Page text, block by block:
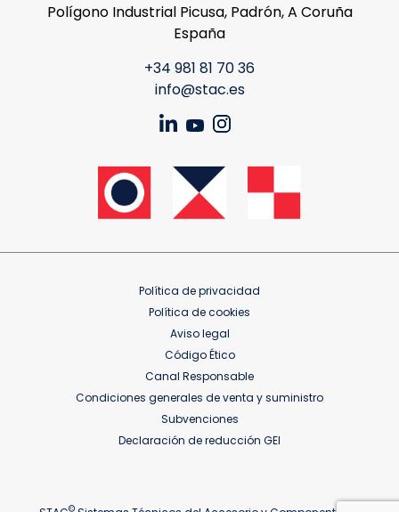
Polígono Industrial Picusa, Padrón, A Coruña
España
+34 981 81 70 36
info@stac.es
Política de privacidad
Política de cookies
Aviso legal
Código Ético
Canal Responsable
Condiciones generales de venta y suministro
Subvenciones
Declaración de reducción GEI
©